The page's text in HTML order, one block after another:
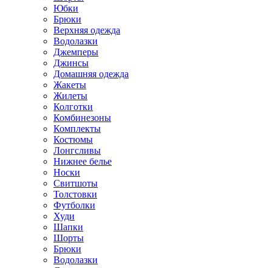
Юбки
Брюки
Верхняя одежда
Водолазки
Джемперы
Джинсы
Домашняя одежда
Жакеты
Жилеты
Колготки
Комбинезоны
Комплекты
Костюмы
Лонгсливы
Нижнее белье
Носки
Свитшоты
Толстовки
Футболки
Худи
Шапки
Шорты
Брюки
Водолазки